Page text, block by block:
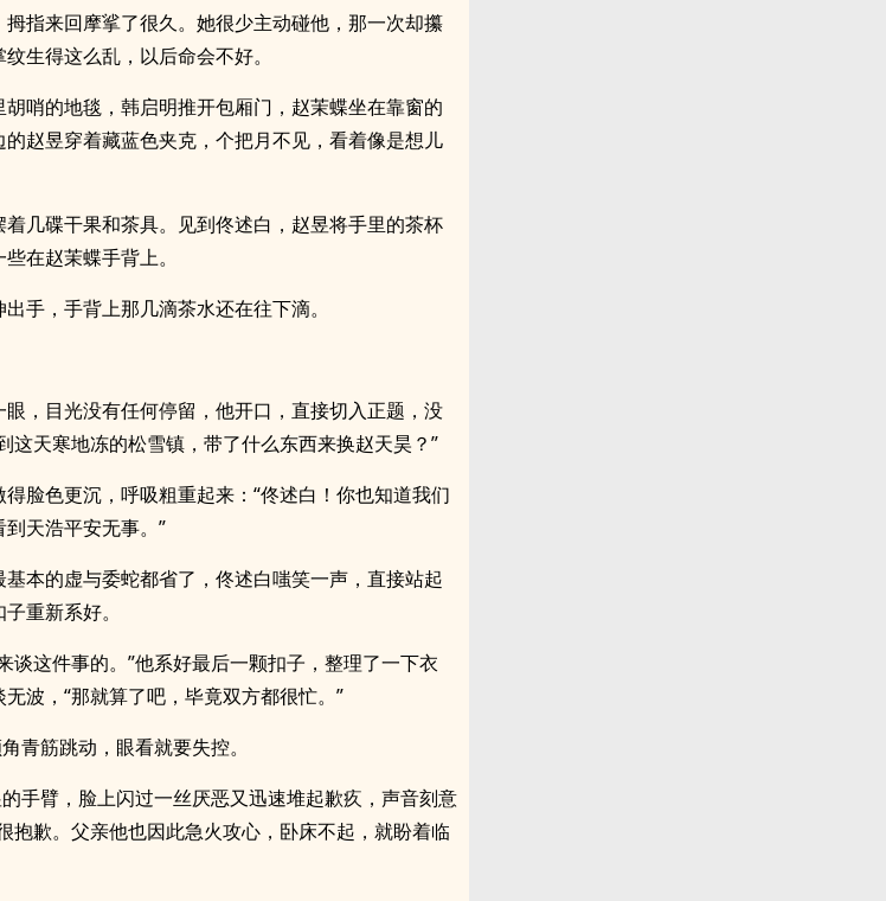
指来回摩挲了很久。她很少主动碰他，那一次却攥
生得这么乱，以后命会不好。
哨的地毯，韩启明推开包厢门，赵茉蝶坐在靠窗的
赵昱穿着藏蓝色夹克，个把月不见，看着像是想儿
几碟干果和茶具。见到佟述白，赵昱将手里的茶杯
在赵茉蝶手背上。
手，手背上那几滴茶水还在往下滴。
，目光没有任何停留，他开口，直接切入正题，没
这天寒地冻的松雪镇，带了什么东西来换赵天昊？”
脸色更沉，呼吸粗重起来：“佟述白！你也知道我们
天浩平安无事。”
本的虚与委蛇都省了，佟述白嗤笑一声，直接站起
重新系好。
谈这件事的。”他系好最后一颗扣子，整理了一下衣
波，“那就算了吧，毕竟双方都很忙。”
青筋跳动，眼看就要失控。
手臂，脸上闪过一丝厌恶又迅速堆起歉疚，声音刻意
抱歉。父亲他也因此急火攻心，卧床不起，就盼着临